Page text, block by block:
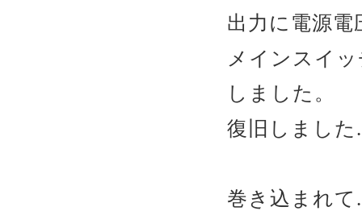
出力に電源
メインスイ
しました。
復旧しました
巻き込まれて